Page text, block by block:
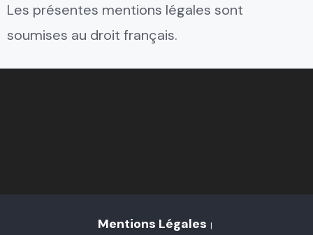
Les présentes mentions légales sont
soumises au droit français.
Mentions Légales